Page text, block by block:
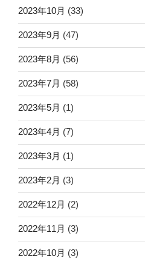
2023年10月 (33)
2023年9月 (47)
2023年8月 (56)
2023年7月 (58)
2023年5月 (1)
2023年4月 (7)
2023年3月 (1)
2023年2月 (3)
2022年12月 (2)
2022年11月 (3)
2022年10月 (3)